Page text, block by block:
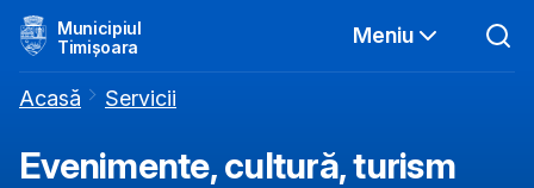
Municipiul
Timișoara
Meniu
Acasă Servicii
Evenimente, cultură, turism